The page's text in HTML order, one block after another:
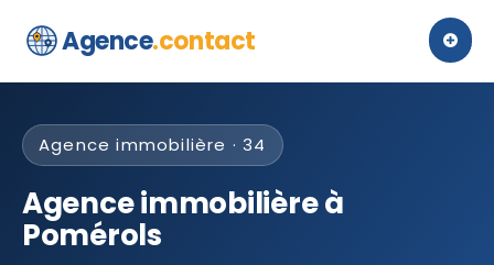
Agence.contact
Agence immobilière · 34
Agence immobilière à
Pomérols